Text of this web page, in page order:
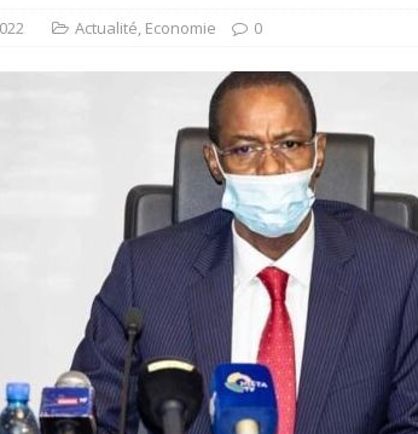
Actualité, Economie 0